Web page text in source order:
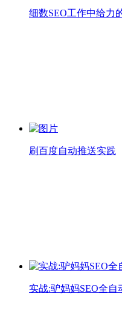
细数SEO工作中给力
刷百度自动推送实践
实战:驴妈妈SEO全自